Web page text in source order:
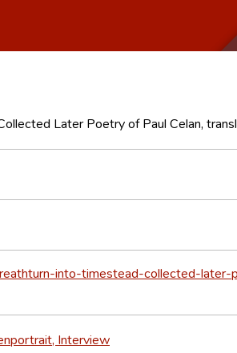
Later Poetry of Paul Celan,
into-timestead-collected-
Interview